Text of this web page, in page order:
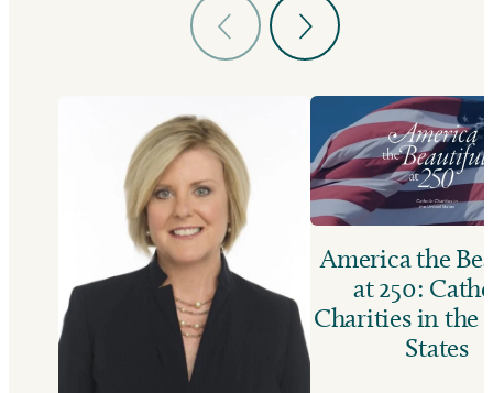
America the
at 250:
Charities in the
States